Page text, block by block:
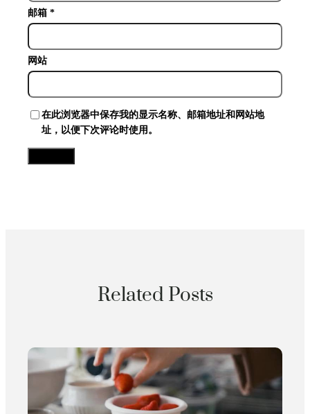
邮箱*
网站
在此浏览器中保存我的显示名称、邮箱地址和网站地
址，以便下次评论时使用。
Related Posts